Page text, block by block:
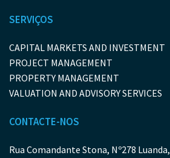
SERVIÇOS
CAPITAL MARKETS AND INVESTMENT
PROJECT MANAGEMENT
PROPERTY MANAGEMENT
VALUATION AND ADVISORY SERVICES
CONTACTE-NOS
Rua Comandante Stona, Nº278 Luanda,